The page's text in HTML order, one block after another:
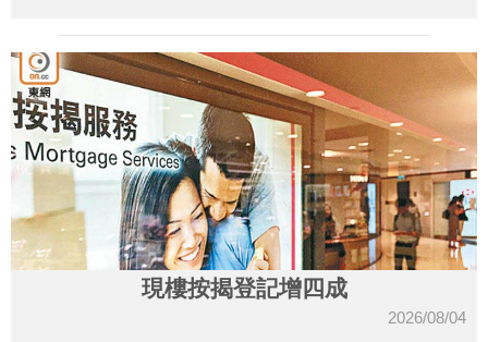
現樓按揭登記增四成
2026/08/04